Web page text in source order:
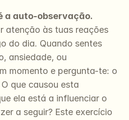
a auto-observação.
atenção às tuas reações
do dia. Quando sentes
ansiedade, ou
momento e pergunta-te: o
que causou esta
ela está a influenciar o
a seguir? Este exercício